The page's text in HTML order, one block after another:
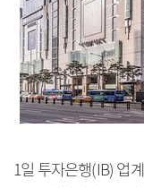
1일 투자은행(IB) 업